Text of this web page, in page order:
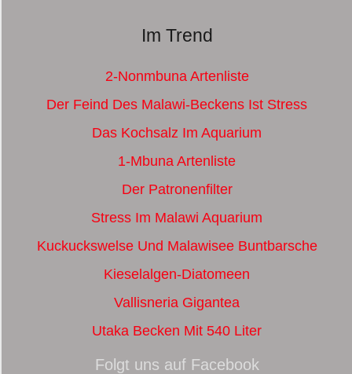
Im Trend
2-Nonmbuna Artenliste
Der Feind Des Malawi-Beckens Ist Stress
Das Kochsalz Im Aquarium
1-Mbuna Artenliste
Der Patronenfilter
Stress Im Malawi Aquarium
Kuckuckswelse Und Malawisee Buntbarsche
Kieselalgen-Diatomeen
Vallisneria Gigantea
Utaka Becken Mit 540 Liter
Folgt uns auf Facebook